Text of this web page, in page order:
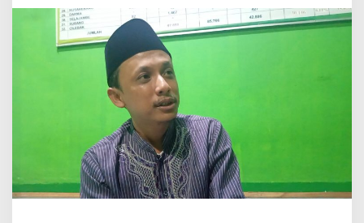
Gentle
di
Arena
Muscab